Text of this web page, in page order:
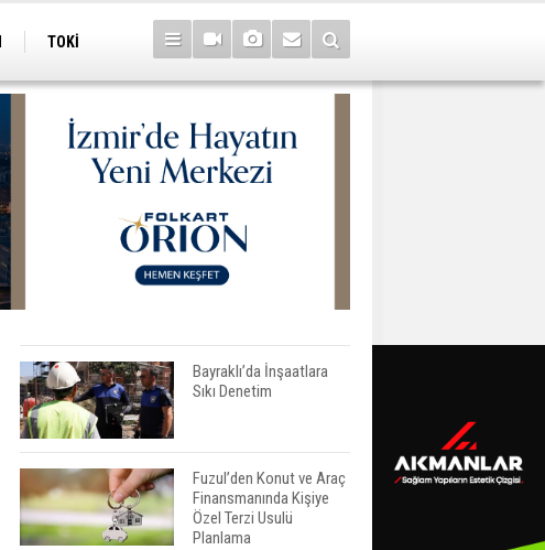
TOKİ
Bayraklı’da İnşaatlara
Sıkı Denetim
Fuzul’den Konut ve Araç
Finansmanında Kişiye
Özel Terzi Usulü
Planlama